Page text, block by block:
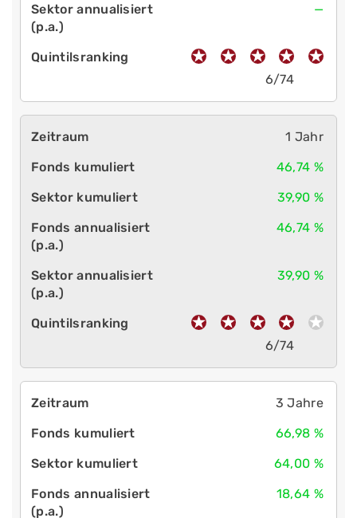
—
6/74
1 Jahr
46,74 %
39,90 %
46,74 %
39,90 %
6/74
3 Jahre
66,98 %
64,00 %
18,64 %